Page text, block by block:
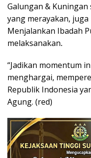
Galungan &
yang merayakan,
Menjalankan Ibadah
melaksanakan.
“Jadikan momentum
menghargai,
Republik Indonesia
Agung. (red)